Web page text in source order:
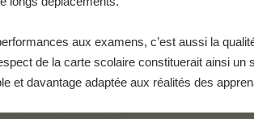
aux examens, c’est aussi la
de la carte scolaire constituerait ainsi un
et davantage adaptée aux réalités des